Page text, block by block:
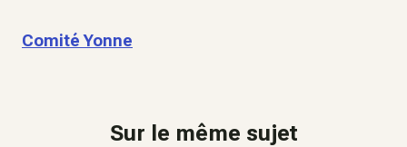
Comité Yonne
Sur le même sujet